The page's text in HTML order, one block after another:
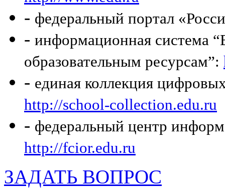
- федеральный портал
- информационная система
образовательным ресурсам”:
- единая коллекция
http://school-collection.edu.ru
- федеральный центр
http://fcior.edu.ru
ЗАДАТЬ ВОПРОС